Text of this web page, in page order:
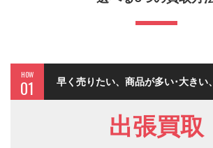
HOW
01 早く売りたい、商品が多い･大きい
出張買取